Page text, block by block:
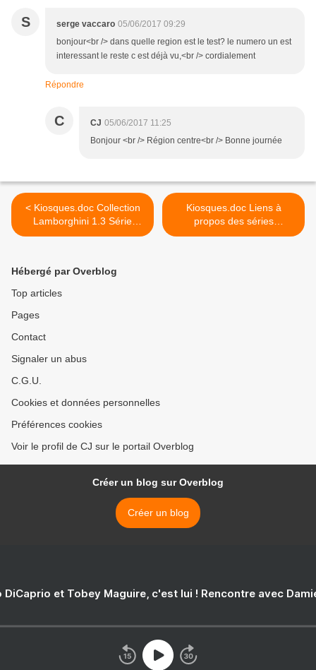
S serge vaccaro 05/06/2017 09:29
bonjour<br /> dans quelle region est le test? le numero un est
interessant le reste c est déjà vu,<br /> cordialement
Répondre
C CJ 05/06/2017 11:25
Bonjour <br /> Région centre<br /> Bonne journée
< Kiosques.doc Collection
Lamborghini 1.3 Série
Miniatures Presse
Kiosques.doc Liens à
propos des séries
miniatures presse librairies
Hébergé par Overblog
Top articles
Pages
Contact
Signaler un abus
C.G.U.
Cookies et données personnelles
Préférences cookies
Voir le profil de CJ sur le portail Overblog
Créer un blog sur Overblog
Créer un blog
DiCaprio et Tobey Maguire, c'est lui ! Rencontre avec